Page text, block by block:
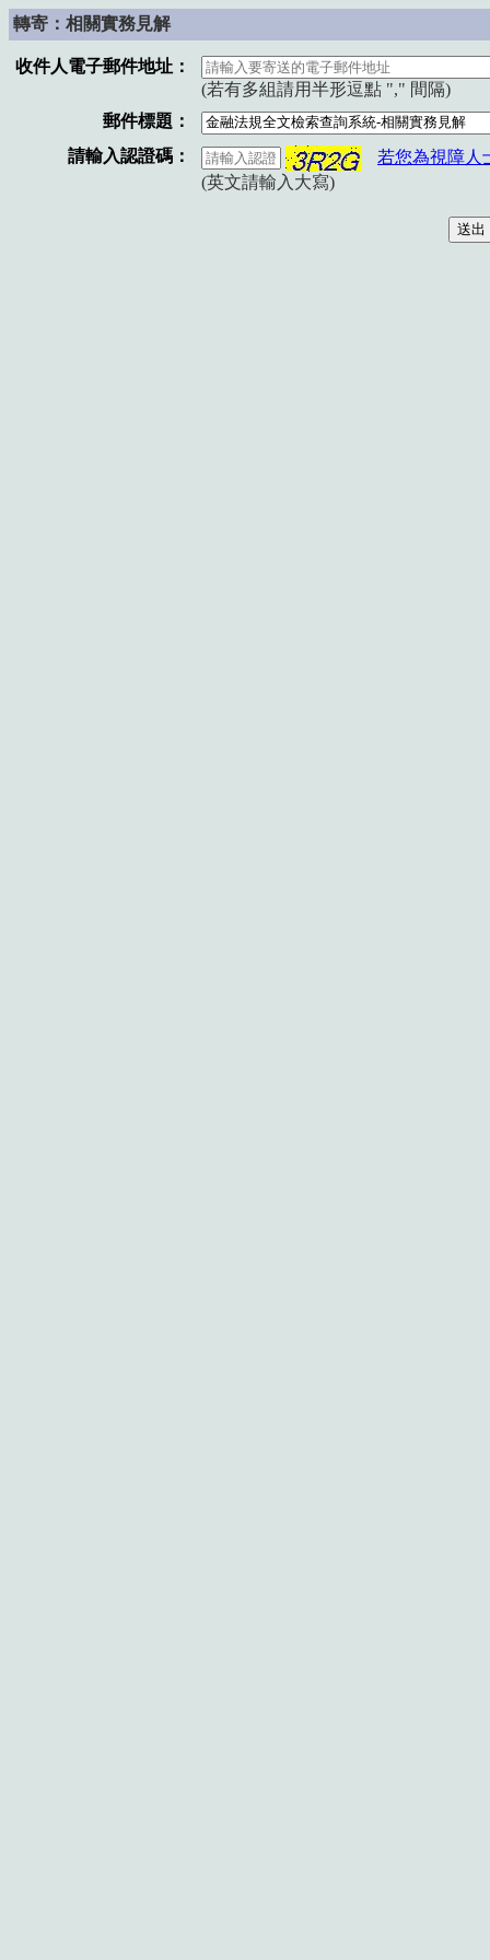
轉寄：相關實務見解
收件人電子郵件地址：
(若有多組請用半形逗點 "," 間隔)
郵件標題：
請輸入認證碼：
若您為視障人
(英文請輸入大寫)